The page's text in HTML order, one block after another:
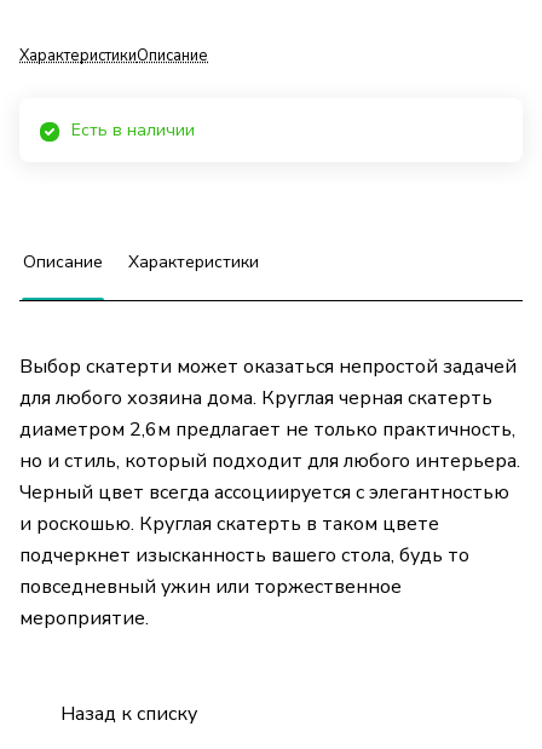
ХарактеристикиОписание
Есть в наличии
Описание Характеристики
Выбор скатерти может оказаться непростой задачей
для любого хозяина дома. Круглая черная скатерть
диаметром 2,6м предлагает не только практичность,
но и стиль, который подходит для любого интерьера.
Черный цвет всегда ассоциируется с элегантностью
и роскошью. Круглая скатерть в таком цвете
подчеркнет изысканность вашего стола, будь то
повседневный ужин или торжественное
мероприятие.
Назад к списку